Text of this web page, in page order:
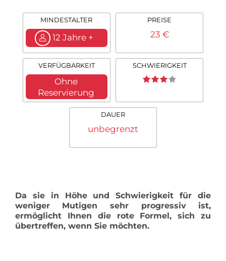
MINDESTALTER
12 Jahre +
PREISE
23 €
VERFÜGBARKEIT
Ohne
Reservierung
SCHWIERIGKEIT
DAUER
unbegrenzt
Da sie in Höhe und Schwierigkeit für die
weniger Mutigen sehr progressiv ist,
ermöglicht Ihnen die rote Formel, sich zu
übertreffen, wenn Sie möchten.